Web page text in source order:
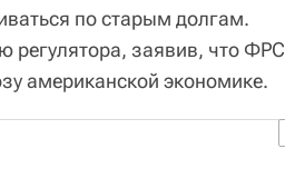
по старым долгам.
регулятора, заявив, что ФРС
американской экономике.